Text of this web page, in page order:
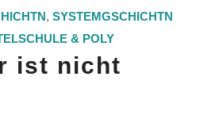
,SYSTEMGSCHICHTN
& POLY
ist nicht